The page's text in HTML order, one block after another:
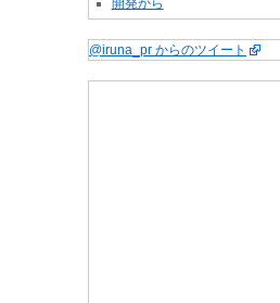
開発から
@iruna_pr からのツイート